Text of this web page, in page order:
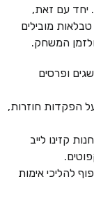
יחד עם זאת,
מובילים
המשחק.
ופרסים
הפקדות חוזרות,
קזינו לייב
להליכי אימות